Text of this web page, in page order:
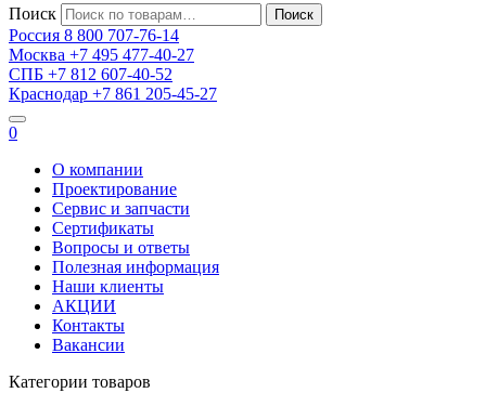
Поиск
Россия 8 800 707-76-14
Москва +7 495 477-40-27
СПБ +7 812 607-40-52
Краснодар +7 861 205-45-27
0
О компании
Проектирование
Сервис и запчасти
Сертификаты
Вопросы и ответы
Полезная информация
Наши клиенты
АКЦИИ
Контакты
Вакансии
Категории товаров